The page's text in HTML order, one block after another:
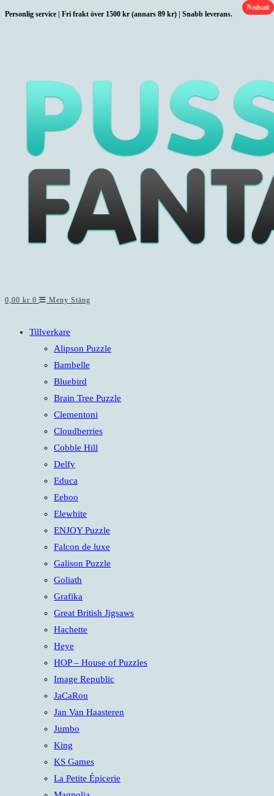
Hoppa
Personlig service | Fri frakt över 1500 kr (annars 89 kr) | Snabb leverans.
0,00 kr 0 Meny Stäng
Tillverkare
Alipson Puzzle
Bambelle
Bluebird
Brain Tree Puzzle
Clementoni
Cloudberries
Cobble Hill
Delfy
Educa
Eeboo
Elewhite
ENJOY Puzzle
Falcon de luxe
Galison Puzzle
Goliath
Grafika
Great British Jigsaws
Hachette
Heye
HOP – House of Puzzles
Image Republic
JaCaRou
Jan Van Haasteren
Jumbo
King
KS Games
La Petite Épicerie
Nedsatt